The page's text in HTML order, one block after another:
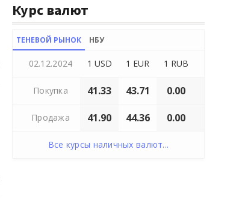
Курс валют
ТЕНЕВОЙ РЫНОК НБУ
02.12.2024 1 USD 1 EUR 1 RUB
Покупка 41.33 43.71 0.00
Продажа 41.90 44.36 0.00
Все курсы наличных валют...